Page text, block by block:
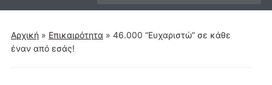
μενού
για
κινητά
Αρχική » Επικαιρότητα » 46.000 “Ευχαριστώ” σε κάθε
έναν από εσάς!